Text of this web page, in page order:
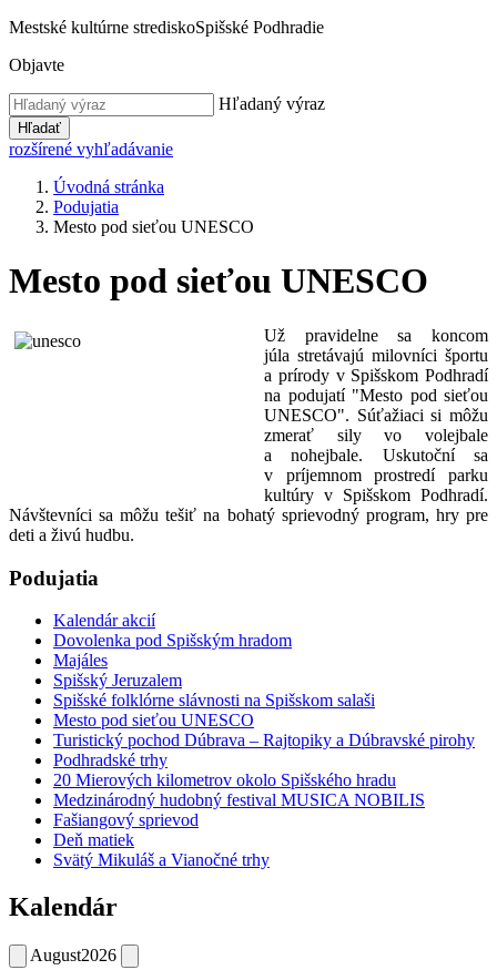
Mestské kultúrne strediskoSpišské Podhradie
Objavte
Hľadaný výraz
Hľadať
rozšírené vyhľadávanie
Úvodná stránka
Podujatia
Mesto pod sieťou UNESCO
Mesto pod sieťou UNESCO
Už pravidelne sa koncom
júla stretávajú milovníci športu
a prírody v Spišskom Podhradí
na podujatí "Mesto pod sieťou
UNESCO". Súťažiaci si môžu
zmerať sily vo volejbale
a nohejbale. Uskutoční sa
v príjemnom prostredí parku
kultúry v Spišskom Podhradí.
Návštevníci sa môžu tešiť na bohatý sprievodný program, hry pre
deti a živú hudbu.
Podujatia
Kalendár akcií
Dovolenka pod Spišským hradom
Majáles
Spišský Jeruzalem
Spišské folklórne slávnosti na Spišskom salaši
Mesto pod sieťou UNESCO
Turistický pochod Dúbrava – Rajtopiky a Dúbravské pirohy
Podhradské trhy
20 Mierových kilometrov okolo Spišského hradu
Medzinárodný hudobný festival MUSICA NOBILIS
Fašiangový sprievod
Deň matiek
Svätý Mikuláš a Vianočné trhy
Kalendár
August2026